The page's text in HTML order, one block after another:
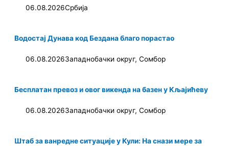
06.08.2026Србија
Водостај Дунава код Бездана благо порастао
06.08.2026Западнобачки округ,Сомбор
Бесплатан превоз и овог викенда на базен у Кљајићеву
06.08.2026Западнобачки округ,Сомбор
Штаб за ванредне ситуације у Кули: На снази мере за